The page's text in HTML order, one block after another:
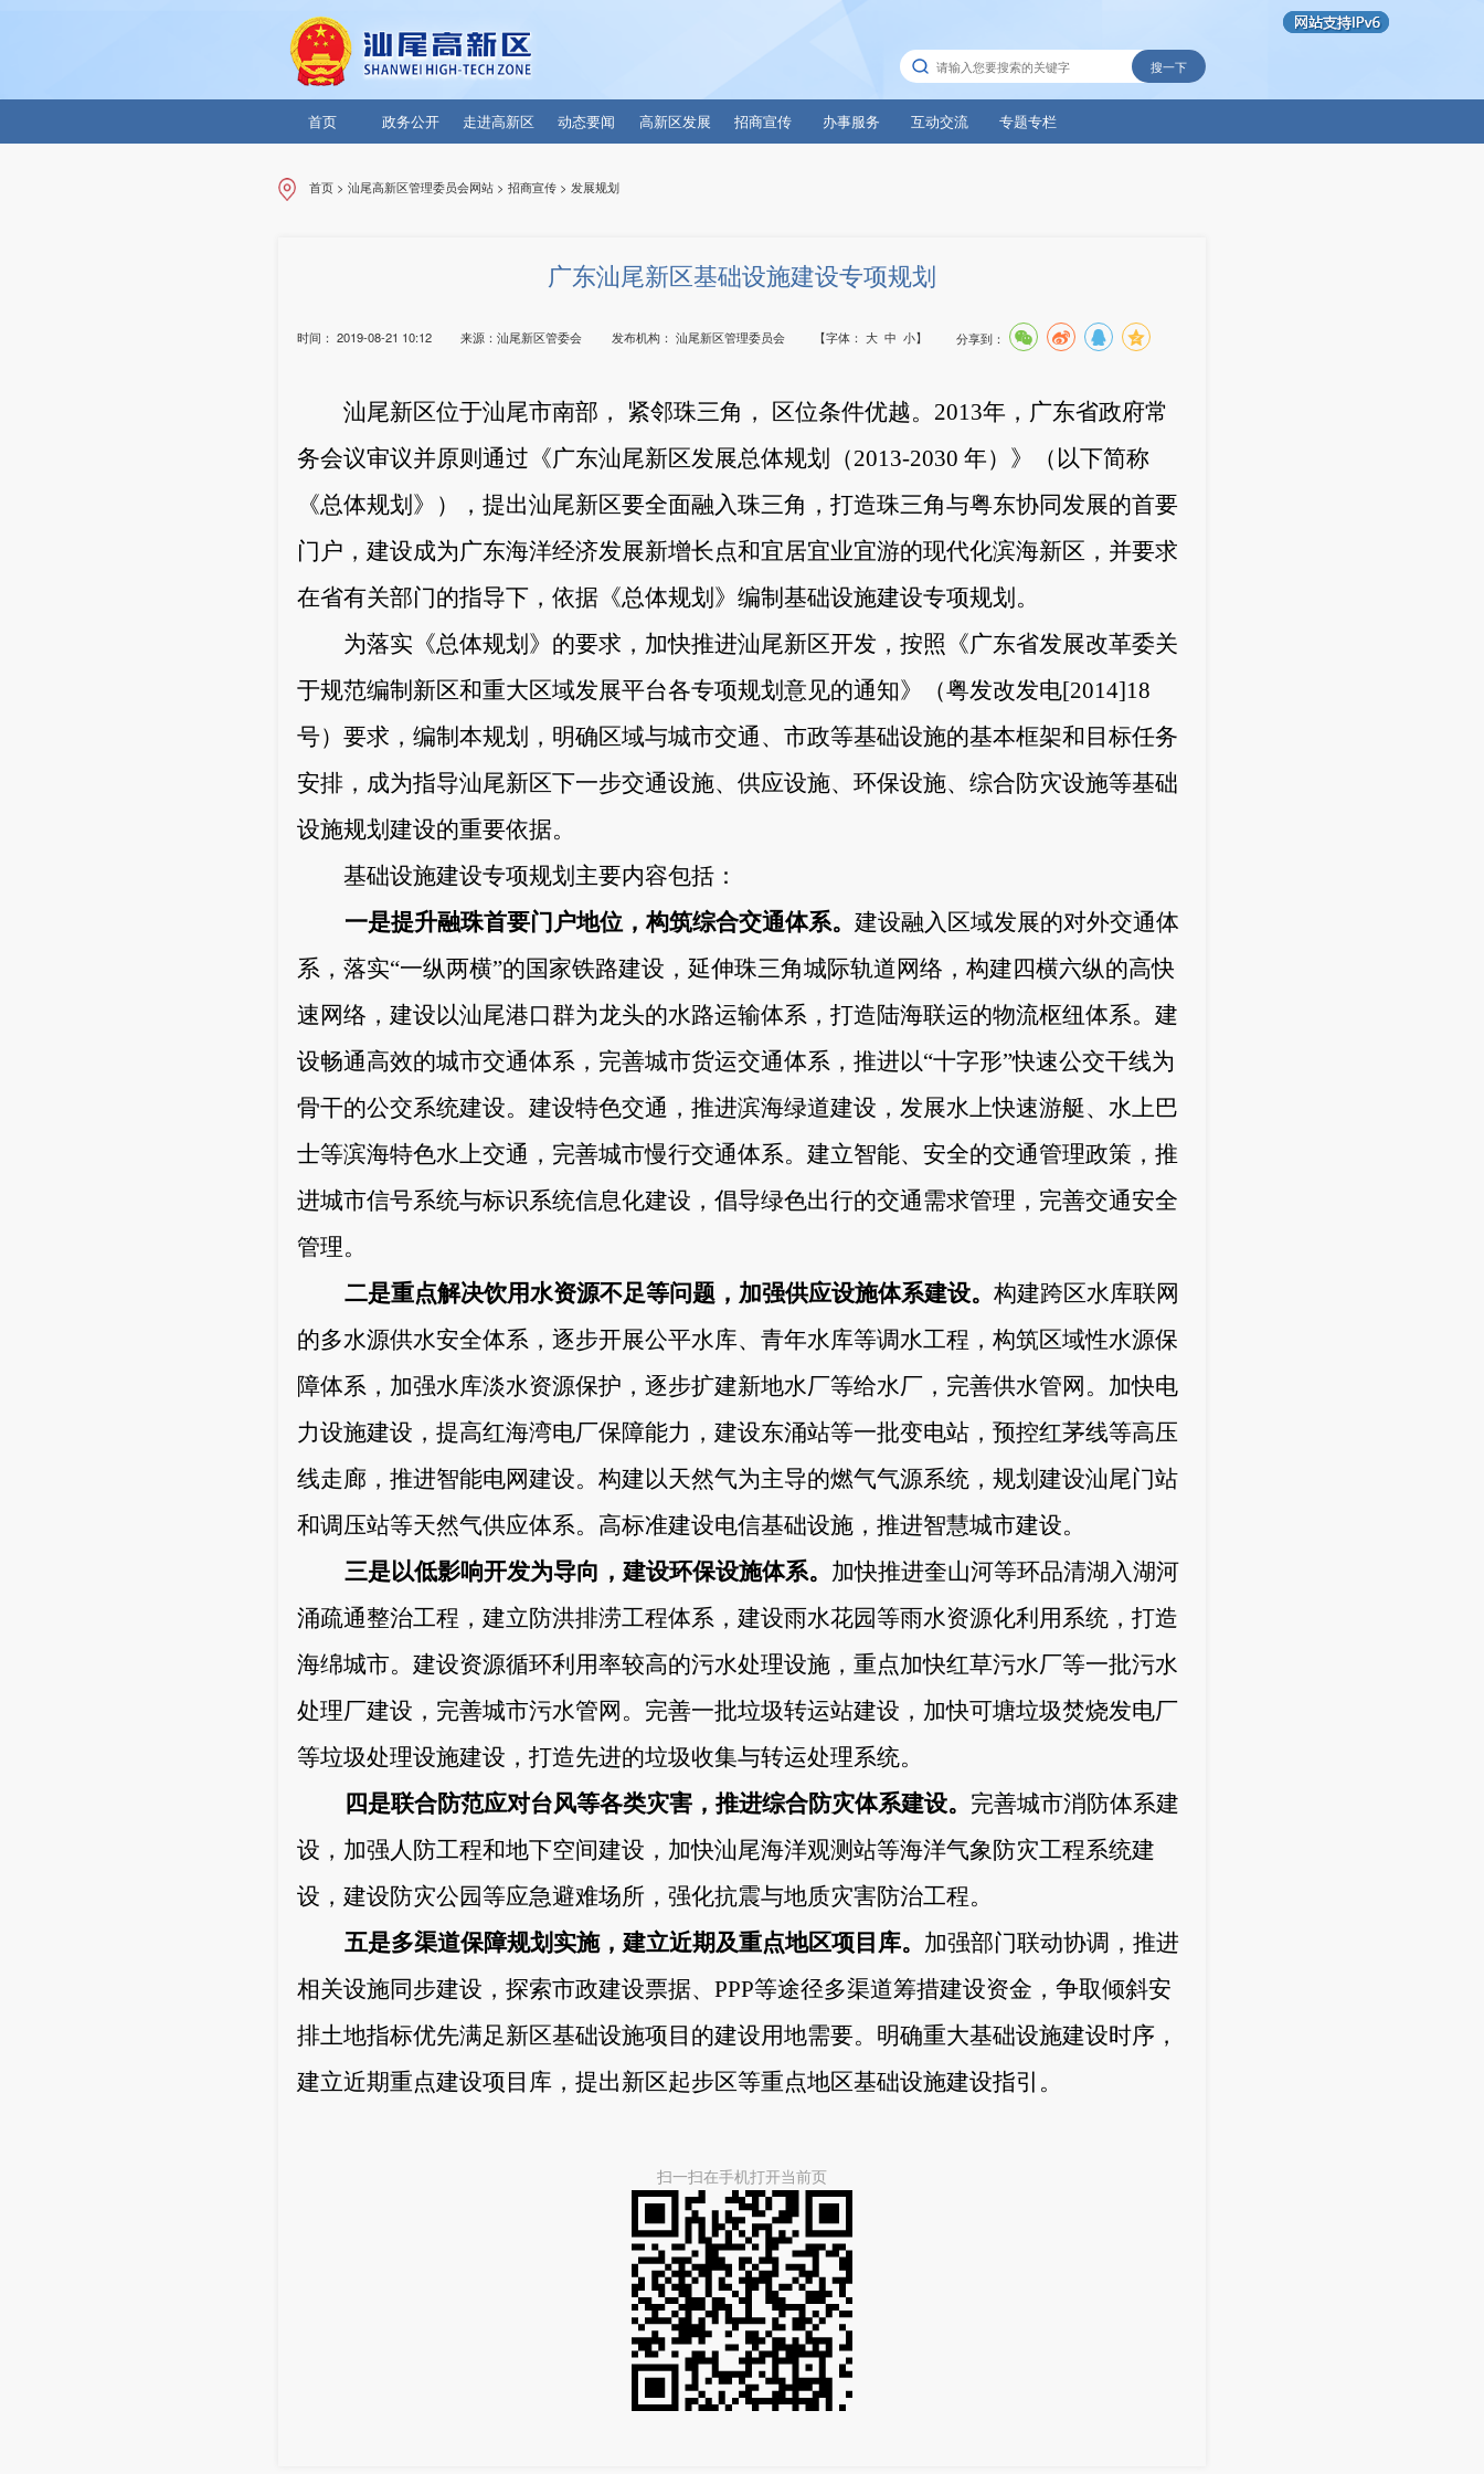
搜一下
首页 政务公开 走进高新区 动态要闻 高新区发展 招商宣传 办事服务 互动交流 专题专栏
首页 >汕尾高新区管理委员会网站 >招商宣传 >发展规划
广东汕尾新区基础设施建设专项规划
时间： 2019-08-21 10:12 来源：汕尾新区管委会 发布机构： 汕尾新区管理委员会 【字体： 大 中 小】 分享到：
汕尾新区位于汕尾市南部， 紧邻珠三角， 区位条件优越。 2013年，广东省政府常
务会议审议并原则通过《广东汕尾新区发展总体规划（2013-2030 年）》（以下简称
《总体规划》），提出汕尾新区要全面融入珠三角，打造珠三角与粤东协同发展的首要
门户，建设成为广东海洋经济发展新增长点和宜居宜业宜游的现代化滨海新区，并要求
在省有关部门的指导下，依据《总体规划》编制基础设施建设专项规划。
为落实《总体规划》的要求，加快推进汕尾新区开发，按照《广东省发展改革委关
于规范编制新区和重大区域发展平台各专项规划意见的通知》（粤发改发电[2014]18
号）要求，编制本规划，明确区域与城市交通、市政等基础设施的基本框架和目标任务
安排，成为指导汕尾新区下一步交通设施、供应设施、环保设施、综合防灾设施等基础
设施规划建设的重要依据。
基础设施建设专项规划主要内容包括：
一是提升融珠首要门户地位，构筑综合交通体系。 建设融入区域发展的对外交通体
系，落实“一纵两横”的国家铁路建设，延伸珠三角城际轨道网络，构建四横六纵的高快
速网络，建设以汕尾港口群为龙头的水路运输体系，打造陆海联运的物流枢纽体系。建
设畅通高效的城市交通体系，完善城市货运交通体系，推进以“十字形”快速公交干线为
骨干的公交系统建设。建设特色交通，推进滨海绿道建设，发展水上快速游艇、水上巴
士等滨海特色水上交通，完善城市慢行交通体系。建立智能、安全的交通管理政策，推
进城市信号系统与标识系统信息化建设，倡导绿色出行的交通需求管理，完善交通安全
管理。
二是重点解决饮用水资源不足等问题，加强供应设施体系建设。 构建跨区水库联网
的多水源供水安全体系，逐步开展公平水库、青年水库等调水工程，构筑区域性水源保
障体系，加强水库淡水资源保护，逐步扩建新地水厂等给水厂，完善供水管网。加快电
力设施建设，提高红海湾电厂保障能力，建设东涌站等一批变电站，预控红茅线等高压
线走廊，推进智能电网建设。构建以天然气为主导的燃气气源系统，规划建设汕尾门站
和调压站等天然气供应体系。高标准建设电信基础设施，推进智慧城市建设。
三是以低影响开发为导向，建设环保设施体系。 加快推进奎山河等环品清湖入湖河
涌疏通整治工程，建立防洪排涝工程体系，建设雨水花园等雨水资源化利用系统，打造
海绵城市。建设资源循环利用率较高的污水处理设施，重点加快红草污水厂等一批污水
处理厂建设，完善城市污水管网。完善一批垃圾转运站建设，加快可塘垃圾焚烧发电厂
等垃圾处理设施建设，打造先进的垃圾收集与转运处理系统。
四是联合防范应对台风等各类灾害，推进综合防灾体系建设。 完善城市消防体系建
设，加强人防工程和地下空间建设，加快汕尾海洋观测站等海洋气象防灾工程系统建
设，建设防灾公园等应急避难场所，强化抗震与地质灾害防治工程。
五是多渠道保障规划实施，建立近期及重点地区项目库。 加强部门联动协调，推进
相关设施同步建设，探索市政建设票据、 PPP等途径多渠道筹措建设资金，争取倾斜安
排土地指标优先满足新区基础设施项目的建设用地需要。明确重大基础设施建设时序，
建立近期重点建设项目库，提出新区起步区等重点地区基础设施建设指引。
扫一扫在手机打开当前页